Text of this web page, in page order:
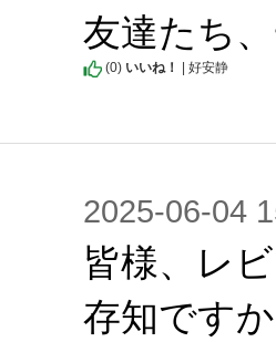
友達たち
(0) いいね！ | 好安静
2025-06-04
皆様、レ
存知です